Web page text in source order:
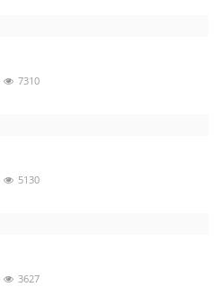
7310
5130
3627